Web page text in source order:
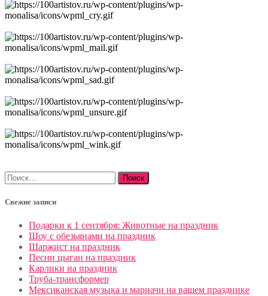
Найти:
Свежие записи
Подарки к 1 сентября: Животные на праздник
Шоу с обезьянами на праздник
Шаржист на праздник
Песни цыган на праздник
Карлики на праздник
Труба-трансформер
Мексиканская музыка и мариачи на вашем празднике